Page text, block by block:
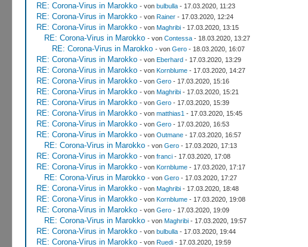
RE: Corona-Virus in Marokko - von bulbulla- 17.03.2020, 11:23
RE: Corona-Virus in Marokko - von Rainer- 17.03.2020, 12:24
RE: Corona-Virus in Marokko - von Maghribi- 17.03.2020, 13:15
RE: Corona-Virus in Marokko - von Contessa- 18.03.2020, 13:27
RE: Corona-Virus in Marokko - von Gero- 18.03.2020, 16:07
RE: Corona-Virus in Marokko - von Eberhard- 17.03.2020, 13:29
RE: Corona-Virus in Marokko - von Kornblume- 17.03.2020, 14:27
RE: Corona-Virus in Marokko - von Gero- 17.03.2020, 15:16
RE: Corona-Virus in Marokko - von Maghribi- 17.03.2020, 15:21
RE: Corona-Virus in Marokko - von Gero- 17.03.2020, 15:39
RE: Corona-Virus in Marokko - von matthias1 - 17.03.2020, 15:45
RE: Corona-Virus in Marokko - von Gero- 17.03.2020, 16:53
RE: Corona-Virus in Marokko - von Outmane- 17.03.2020, 16:57
RE: Corona-Virus in Marokko - von Gero- 17.03.2020, 17:13
RE: Corona-Virus in Marokko - von franci- 17.03.2020, 17:08
RE: Corona-Virus in Marokko - von Kornblume- 17.03.2020, 17:17
RE: Corona-Virus in Marokko - von Gero- 17.03.2020, 17:27
RE: Corona-Virus in Marokko - von Maghribi- 17.03.2020, 18:48
RE: Corona-Virus in Marokko - von Kornblume- 17.03.2020, 19:08
RE: Corona-Virus in Marokko - von Gero- 17.03.2020, 19:09
RE: Corona-Virus in Marokko - von Maghribi- 17.03.2020, 19:57
RE: Corona-Virus in Marokko - von bulbulla- 17.03.2020, 19:44
RE: Corona-Virus in Marokko - von Ruedi- 17.03.2020, 19:59